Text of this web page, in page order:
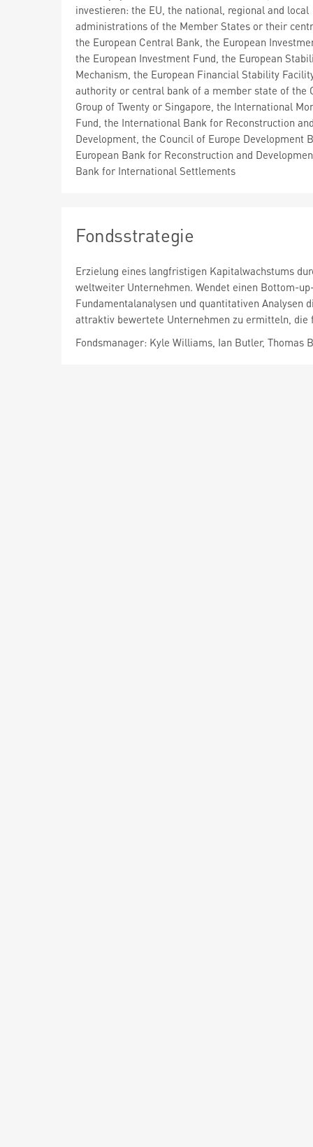
investieren: the EU, the national, regional and local
administrations of the Member States or their
the European Central Bank, the European
the European Investment Fund, the European
Mechanism, the European Financial Stability
authority or central bank of a member state of the
Group of Twenty or Singapore, the International
Fund, the International Bank for Reconstruction
Development, the Council of Europe Development
European Bank for Reconstruction and
Bank for International Settlements
Fondsstrategie
Erzielung eines langfristigen Kapitalwachstums
weltweiter Unternehmen. Wendet einen Bottom-
Fundamentalanalysen und quantitativen Analysen
attraktiv bewertete Unternehmen zu ermitteln, die
Fondsmanager: Kyle Williams, Ian Butler, Thomas